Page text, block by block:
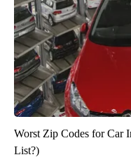
Worst Zip Codes for Car
List?)